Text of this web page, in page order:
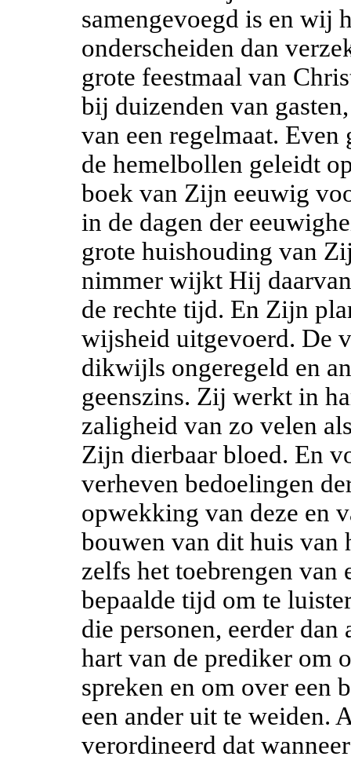
samengevoegd is en wij
onderscheiden dan
grote feestmaal van
bij duizenden van
van een regelmaat.
de hemelbollen geleidt
boek van Zijn eeuwig
in de dagen der
grote huishouding van
nimmer wijkt Hij
de rechte tijd. En Zijn
wijsheid uitgevoerd. De
dikwijls ongeregeld en
geenszins. Zij werkt in
zaligheid van zo velen
Zijn dierbaar bloed. En
verheven bedoelingen
opwekking van deze en
bouwen van dit huis van
zelfs het toebrengen van
bepaalde tijd om te
die personen, eerder
hart van de prediker om
spreken en om over een
een ander uit te weiden.
verordineerd dat